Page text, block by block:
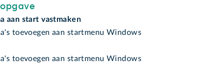
aan start vastmaken
toevoegen aan startmenu Windows
toevoegen aan startmenu Windows